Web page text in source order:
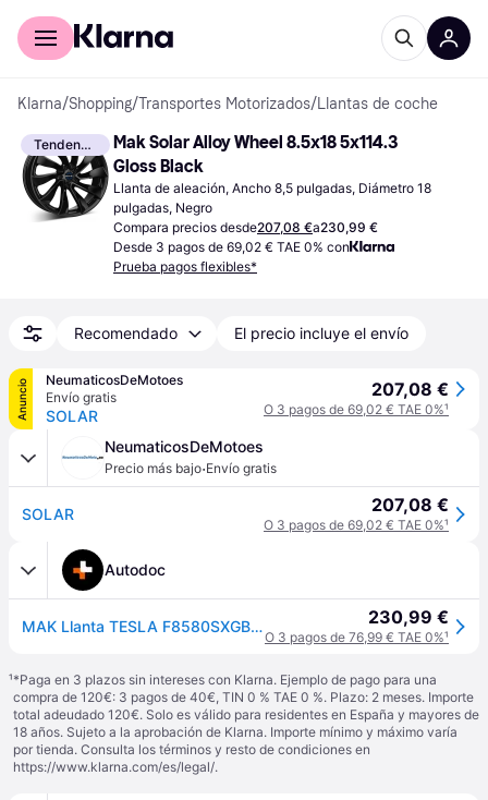
Comprar con Klarna
Klarna/Shopping/Transportes Motorizados/Llantas de coche
Tendencia
Mak Solar Alloy Wheel 8.5x18 5x114.3
Gloss Black
Llanta de aleación, Ancho 8,5 pulgadas, Diámetro 18
pulgadas, Negro
Compara precios desde207,08 €a230,99 €
Desde 3 pagos de 69,02 € TAE 0% con
Prueba pagos flexibles*
Recomendado El precio incluye el envío
Anuncio
NeumaticosDeMotoes
Envío gratis
SOLAR
207,08 €
O 3 pagos de 69,02 € TAE 0%¹
NeumaticosDeMotoes
Precio más bajo·Envío gratis
SOLAR 207,08 €
O 3 pagos de 69,02 € TAE 0%¹
Autodoc
MAK Llanta TESLA F8580SXGB38FR2 230,99 €
O 3 pagos de 76,99 € TAE 0%¹
¹*Paga en 3 plazos sin intereses con Klarna. Ejemplo de pago para una
compra de 120€: 3 pagos de 40€, TIN 0 % TAE 0 %. Plazo: 2 meses. Importe
total adeudado 120€. Solo es válido para residentes en España y mayores de
18 años. Sujeto a la aprobación de Klarna. Importe mínimo y máximo varía
por tienda. Consulta los términos y resto de condiciones en
https://www.klarna.com/es/legal/.